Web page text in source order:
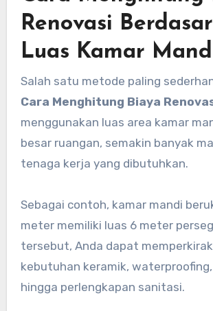
Renovasi
Luas Kamar
Salah satu metode paling
Cara Menghitung Biaya
menggunakan luas area kamar
besar ruangan, semakin banyak
tenaga kerja yang dibutuhkan.
Sebagai contoh, kamar mandi
meter memiliki luas 6 meter
tersebut, Anda dapat
kebutuhan keramik,
hingga perlengkapan sanitasi.